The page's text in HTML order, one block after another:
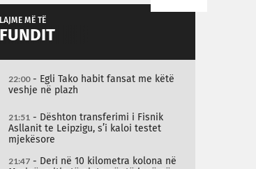
LAJME MË TË
FUNDIT
22:00- Egli Tako habit fansat me këtë
veshje në plazh
21:51 - Dështon transferimi i Fisnik
Asllanit te Leipzigu, s’i kaloi testet
mjekësore
21:47 - Deri në 10 kilometra kolona në